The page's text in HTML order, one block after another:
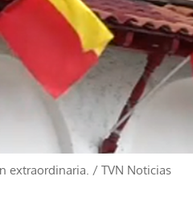
extraordinaria. / TVN Noticias